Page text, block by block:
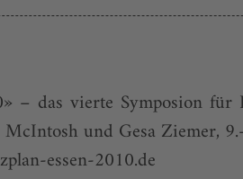
– das vierte Symposion
McIntosh und Gesa Ziemer,
essen-2010.de